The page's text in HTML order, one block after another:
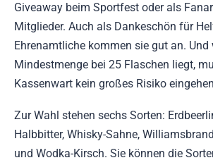
Giveaway beim Sportfest oder als
Mitglieder. Auch als Dankeschön für
Ehrenamtliche kommen sie gut an. Und
Mindestmenge bei 25 Flaschen liegt,
Kassenwart kein großes Risiko
Zur Wahl stehen sechs Sorten:
Halbbitter, Whisky-Sahne,
und Wodka-Kirsch. Sie können die